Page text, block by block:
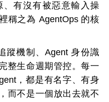
有沒有被惡意輸入操
稱之為 AgentOps 的核
蹤機制、Agent 身份識
整生命週期管控。每一
，都是有名字、有身
而不是一個放出去就不